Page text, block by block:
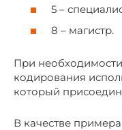
5 –
8 – магистр.
При
кодирования
который
В качестве